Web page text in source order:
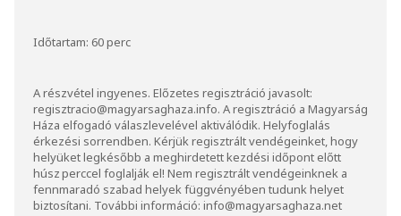
Időtartam: 60 perc
A részvétel ingyenes. Előzetes regisztráció javasolt:
regisztracio@magyarsaghaza.info. A regisztráció a Magyarság
Háza elfogadó válaszlevelével aktiválódik. Helyfoglalás
érkezési sorrendben. Kérjük regisztrált vendégeinket, hogy
helyüket legkésőbb a meghirdetett kezdési időpont előtt
húsz perccel foglalják el! Nem regisztrált vendégeinknek a
fennmaradó szabad helyek függvényében tudunk helyet
biztosítani. További információ: info@magyarsaghaza.net